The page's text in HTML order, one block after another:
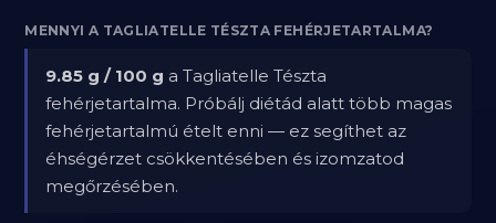
MENNYI A TAGLIATELLE TÉSZTA FEHÉRJETARTALMA?
9.85 g / 100 g a Tagliatelle Tészta
fehérjetartalma. Próbálj diétád alatt több magas
fehérjetartalmú ételt enni — ez segíthet az
éhségérzet csökkentésében és izomzatod
megőrzésében.